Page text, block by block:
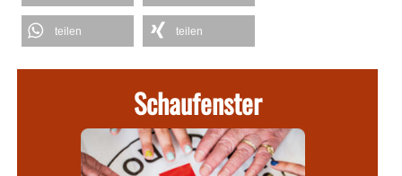
teilen teilen
Schaufenster